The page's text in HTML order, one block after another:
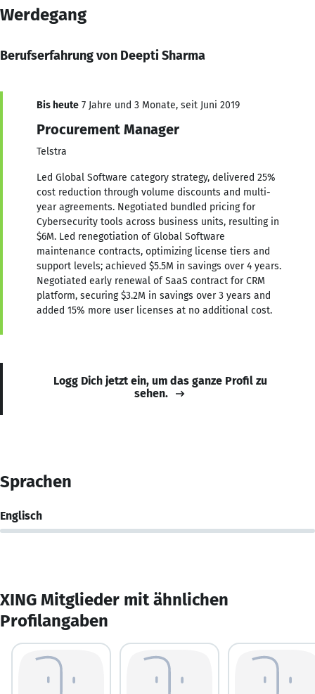
Werdegang
Berufserfahrung von Deepti Sharma
Bis heute 7 Jahre und 3 Monate, seit Juni 2019
Procurement Manager
Telstra
Led Global Software category strategy, delivered 25%
cost reduction through volume discounts and multi-
year agreements. Negotiated bundled pricing for
Cybersecurity tools across business units, resulting in
$6M. Led renegotiation of Global Software
maintenance contracts, optimizing license tiers and
support levels; achieved $5.5M in savings over 4 years.
Negotiated early renewal of SaaS contract for CRM
platform, securing $3.2M in savings over 3 years and
added 15% more user licenses at no additional cost.
Logg Dich jetzt ein, um das ganze Profil zu
sehen.
Sprachen
Englisch
XING Mitglieder mit ähnlichen
Profilangaben